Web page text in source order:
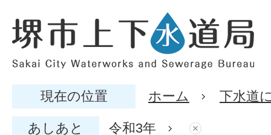
現在の位置 ホーム 下水道
あしあと 令和3年